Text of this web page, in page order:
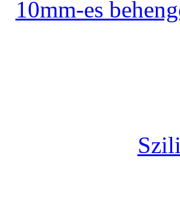
10mm-es